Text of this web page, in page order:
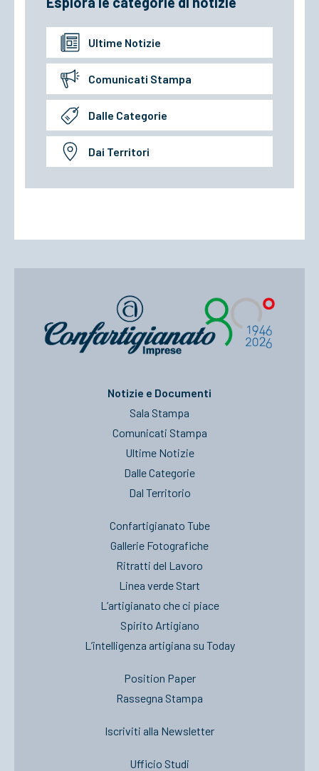
Ultime Notizie
Comunicati Stampa
Dalle Categorie
Dai Territori
Notizie e Documenti
Sala Stampa
Comunicati Stampa
Ultime Notizie
Dalle Categorie
Dal Territorio
Confartigianato Tube
Gallerie Fotografiche
Ritratti del Lavoro
Linea verde Start
L’artigianato che ci piace
Spirito Artigiano
L’intelligenza artigiana su Today
Position Paper
Rassegna Stampa
Iscriviti alla Newsletter
Ufficio Studi